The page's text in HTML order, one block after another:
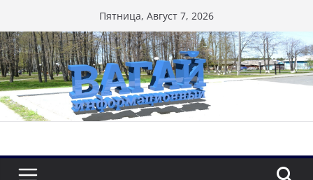
к
содержимому
Пятница, Август 7, 2026